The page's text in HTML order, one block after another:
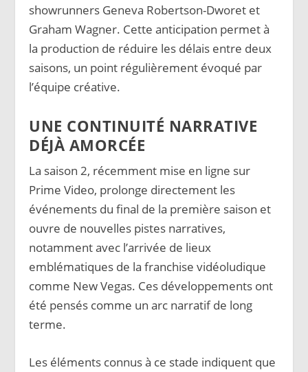
showrunners Geneva Robertson-Dworet et
Graham Wagner. Cette anticipation permet à
la production de réduire les délais entre deux
saisons, un point régulièrement évoqué par
l’équipe créative.
UNE CONTINUITÉ NARRATIVE
DÉJÀ AMORCÉE
La saison 2, récemment mise en ligne sur
Prime Video, prolonge directement les
événements du final de la première saison et
ouvre de nouvelles pistes narratives,
notamment avec l’arrivée de lieux
emblématiques de la franchise vidéoludique
comme New Vegas. Ces développements ont
été pensés comme un arc narratif de long
terme.
Les éléments connus à ce stade indiquent que